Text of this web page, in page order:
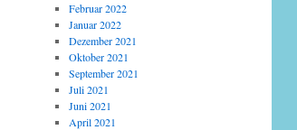
Februar 2022
Januar 2022
Dezember 2021
Oktober 2021
September 2021
Juli 2021
Juni 2021
April 2021